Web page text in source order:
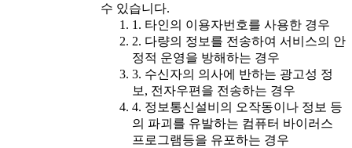
수 있습니다.
1. 타인의 이용자번호를 사용한 경우
2. 다량의 정보를 전송하여 서비스의 안
정적 운영을 방해하는 경우
3. 수신자의 의사에 반하는 광고성 정
보, 전자우편을 전송하는 경우
4. 정보통신설비의 오작동이나 정보 등
의 파괴를 유발하는 컴퓨터 바이러스
프로그램등을 유포하는 경우